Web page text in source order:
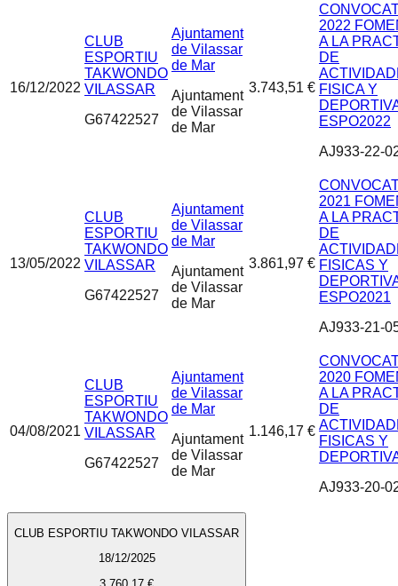
16/12/2022
CLUB
ESPORTIU
TAKWONDO
VILASSAR
G67422527
Ajuntament
de Vilassar
de Mar
Ajuntament
de Vilassar
de Mar
3.743,51 €
2022
A LA
DE
FISICA Y
ESPO2022
AJ933-22-
13/05/2022
CLUB
ESPORTIU
TAKWONDO
VILASSAR
G67422527
Ajuntament
de Vilassar
de Mar
Ajuntament
de Vilassar
de Mar
3.861,97 €
2021
A LA
DE
FISICAS Y
ESPO2021
AJ933-21-
04/08/2021
CLUB
ESPORTIU
TAKWONDO
VILASSAR
G67422527
Ajuntament
de Vilassar
de Mar
Ajuntament
de Vilassar
de Mar
1.146,17 €
2020
A LA
DE
FISICAS Y
AJ933-20-
CLUB ESPORTIU TAKWONDO VILASSAR
18/12/2025